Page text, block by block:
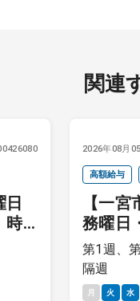
関連
時
2026年08月
高額給与
【一
務曜日
第1週、
隔週
月 火 水